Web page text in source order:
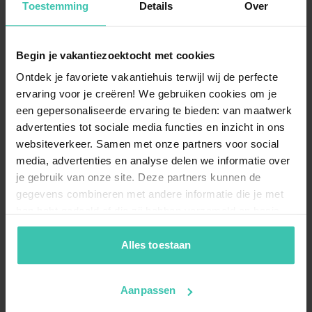
Toestemming Details Over
Begin je vakantiezoektocht met cookies
Ontdek je favoriete vakantiehuis terwijl wij de perfecte
ervaring voor je creëren! We gebruiken cookies om je
een gepersonaliseerde ervaring te bieden: van maatwerk
advertenties tot sociale media functies en inzicht in ons
websiteverkeer. Samen met onze partners voor social
media, advertenties en analyse delen we informatie over
je gebruik van onze site. Deze partners kunnen de
gegevens combineren met andere informatie die je met
van je gebruik van hun diensten. Zo zorgen we ervoor dat
jouw vakantiezoektocht soepel en op maat verloopt!
Alles toestaan
Aanpassen
uitstekende keuze, zeker in populaire plaatsen zoals
Royan. Ook op het eiland Île de Ré, nabij
een vakantie vlak bij de zee.
Wat is het voordeel van een gite rural in
Charente-Maritime?
Eengite rural in Charente-Maritimebiedt je de kans
om het Franse platteland van dichtbij te beleven, ver
weg van de drukte. Dezevakantiewoningen
bevinden zich vaak op kleinschalige locaties, waardoor
je optimaal geniet van privacy, rust en de authentieke
lokale sfeer.